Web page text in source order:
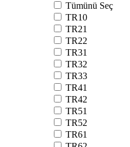
Tümünü Seç
TR10
TR21
TR22
TR31
TR32
TR33
TR41
TR42
TR51
TR52
TR61